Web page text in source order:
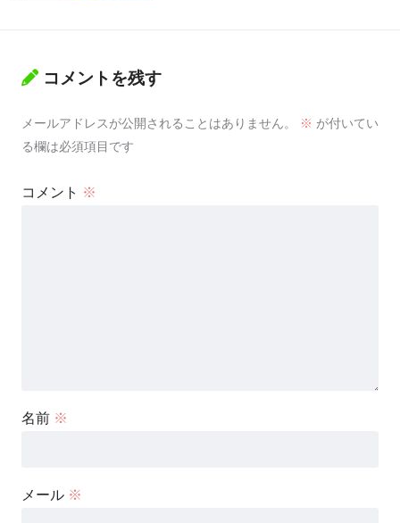
コメントを残す
メールアドレスが公開されることはありません。 ※ が付いてい
る欄は必須項目です
コメント ※
名前 ※
メール ※